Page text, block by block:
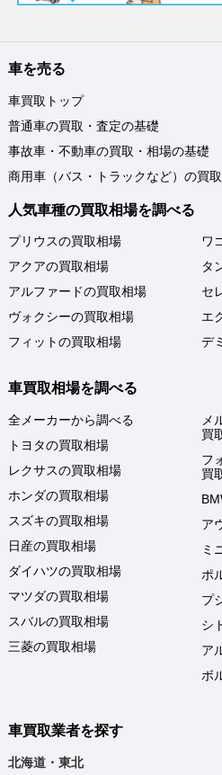
車を売る
車買取トップ
普通車の買取・査定の基礎
事故車・不動車の買取・相場の基礎
商用車（バス・トラックなど）の買
人気車種の買取相場を調べる
プリウスの買取相場
アクアの買取相場
アルファードの買取相場
ヴォクシーの買取相場
フィットの買取相場
ワ
タ
セ
エ
デ
車買取相場を調べる
全メーカーから調べる
トヨタの買取相場
レクサスの買取相場
ホンダの買取相場
スズキの買取相場
日産の買取相場
ダイハツの買取相場
マツダの買取相場
スバルの買取相場
三菱の買取相場
メ
買
フ
買
ア
ミ
ポ
プ
シ
ア
ボ
車買取業者を探す
北海道・東北